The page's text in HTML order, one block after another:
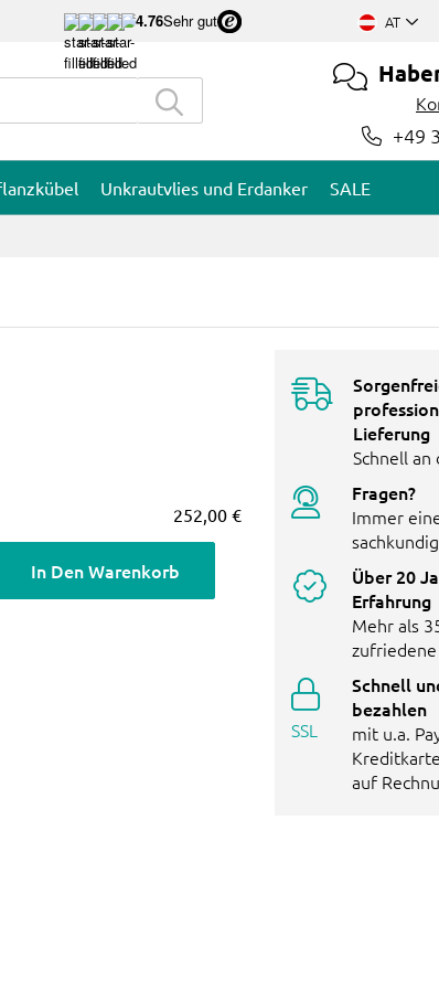
4.76Sehr gut AT
+49
Unkrautvlies und Erdanker SALE
252,00 €
In Den Warenkorb
Lieferung
Schnell
Fragen?
Immer
Über 20
Erfahrung
Mehr als
SSL
Schnell
bezahlen
mit u.a.
auf